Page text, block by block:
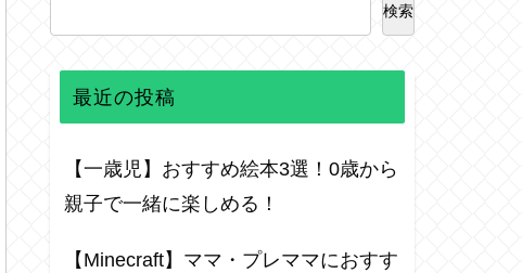
検索
最近の投稿
【一歳児】おすすめ絵本3選！0歳から
親子で一緒に楽しめる！
【Minecraft】ママ・プレママにおすす